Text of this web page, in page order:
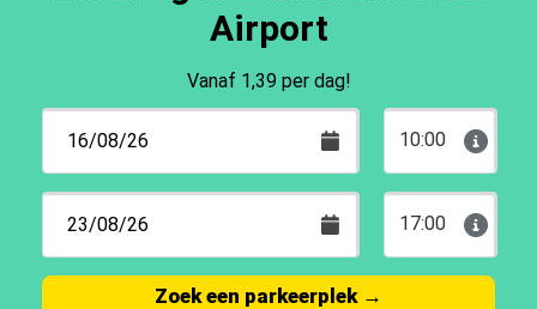
Airport
Vanaf 1,39 per dag!
10:00
17:00
Zoek een parkeerplek→